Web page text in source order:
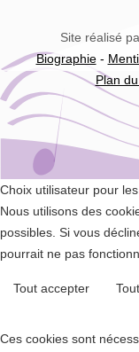
Site réalisé
Biographie-
Plan
Choix utilisateur pour
Nous utilisons des
possibles. Si vous
pourrait ne pas
Tout accepter
Ces cookies sont